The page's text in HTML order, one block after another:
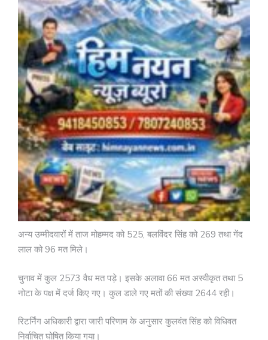
अन्य उम्मीदवारों में ताज मोहम्मद को 525, बलविंदर सिंह को 269 तथा गेंद
लाल को 96 मत मिले।
चुनाव में कुल 2573 वैध मत पड़े। इसके अलावा 66 मत अस्वीकृत तथा 5
नोटा के पक्ष में दर्ज किए गए। कुल डाले गए मतों की संख्या 2644 रही।
रिटर्निंग अधिकारी द्वारा जारी परिणाम के अनुसार कुलवंत सिंह को विधिवत
निर्वाचित घोषित किया गया।